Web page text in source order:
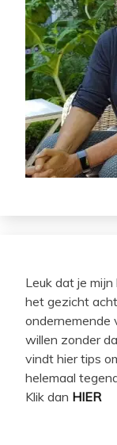
Leuk dat je
het gezicht
ondernemende
willen zonder
vindt hier tips
helemaal
Klik dan HIER